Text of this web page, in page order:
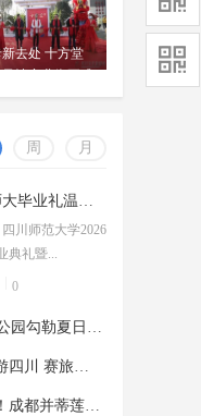
疾人运动会暨第
动会将于2026年
宜宾举办。
卷 成都再
雪”
水晶天”，不仅市
连绵的群山...
去处 十方堂
周 月
鲜花相伴 掌声相送 川师大毕业礼温暖启程
川师范大学2026
典礼暨...
0
“鱼戏莲叶间” 北湖生态公园勾勒夏日美景
端午假期1400多万人次游四川 赛旅融合成时尚 青春旅途是亮点
白头翁与蜜蜂花间共舞！成都并蒂莲含苞待放惹人怜爱